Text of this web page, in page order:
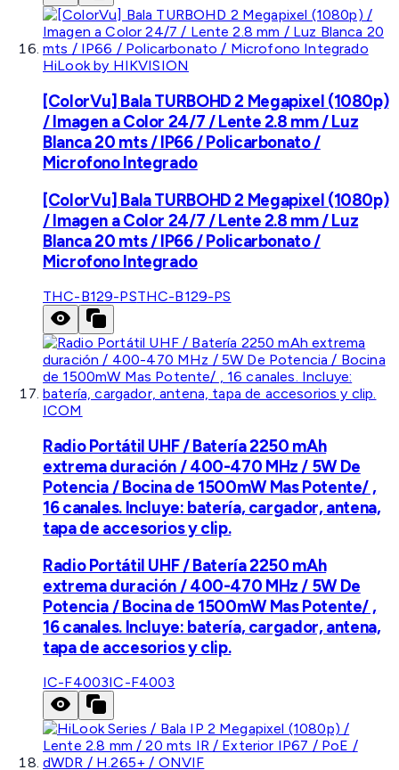
HiLook by HIKVISION
[ColorVu] Bala TURBOHD 2 Megapixel (1080p)
/ Imagen a Color 24/7 / Lente 2.8 mm / Luz
Blanca 20 mts / IP66 / Policarbonato /
Microfono Integrado
[ColorVu] Bala TURBOHD 2 Megapixel (1080p)
/ Imagen a Color 24/7 / Lente 2.8 mm / Luz
Blanca 20 mts / IP66 / Policarbonato /
Microfono Integrado
THC-B129-PSTHC-B129-PS
ICOM
Radio Portátil UHF / Batería 2250 mAh
extrema duración / 400-470 MHz / 5W De
Potencia / Bocina de 1500mW Mas Potente/ ,
16 canales. Incluye: batería, cargador, antena,
tapa de accesorios y clip.
Radio Portátil UHF / Batería 2250 mAh
extrema duración / 400-470 MHz / 5W De
Potencia / Bocina de 1500mW Mas Potente/ ,
16 canales. Incluye: batería, cargador, antena,
tapa de accesorios y clip.
IC-F4003IC-F4003